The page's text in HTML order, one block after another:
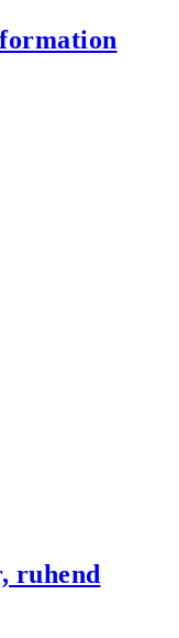
ruhend